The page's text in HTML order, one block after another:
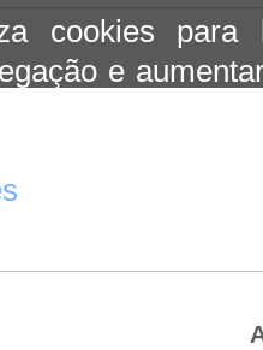
cookies para
e
basta
a